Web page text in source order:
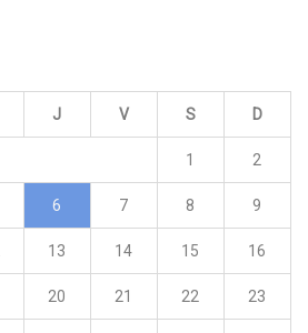
J V S D
1 2
6 7 8 9
13 14 15 16
20 21 22 23